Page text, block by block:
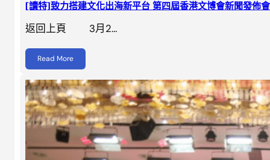
[讀特]致力搭建文化出海新平台 第四屆香港文博會新聞發佈
返回上頁 3月2…
Read More